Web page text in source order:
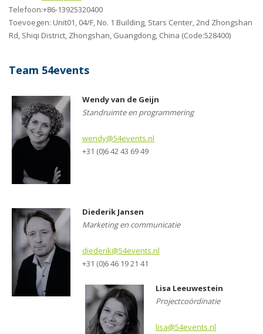
Telefoon:+86-13925320400
Toevoegen: Unit01, 04/F, No. 1 Building, Stars Center, 2nd Zhongshan
Rd, Shiqi District, Zhongshan, Guangdong, China (Code:528400)
Team 54events
Wendy van de Geijn
Standruimte en programmering
wendy@54events.nl
+31 (0)6 42 43 69 49
Diederik Jansen
Marketing en communicatie
diederik@54events.nl
+31 (0)6 46 19 21 41
Lisa Leeuwestein
Projectcoördinatie
lisa@54events.nl